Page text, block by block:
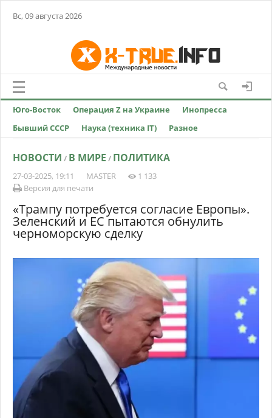
Вс, 09 августа 2026
Юго-Восток Операция Z на Украине
Инопресса
Бывший СССР
Наука (техника IT) Разное
НОВОСТИ / В МИРЕ / ПОЛИТИКА
27-03-2025, 19:11 MASTER
1 133
Версия для печати
«Трампу потребуется согласие Европы».
Зеленский и ЕС пытаются обнулить
черноморскую сделку